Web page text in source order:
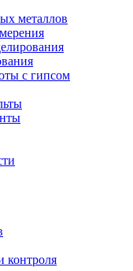
металлов
с гипсом
контроля